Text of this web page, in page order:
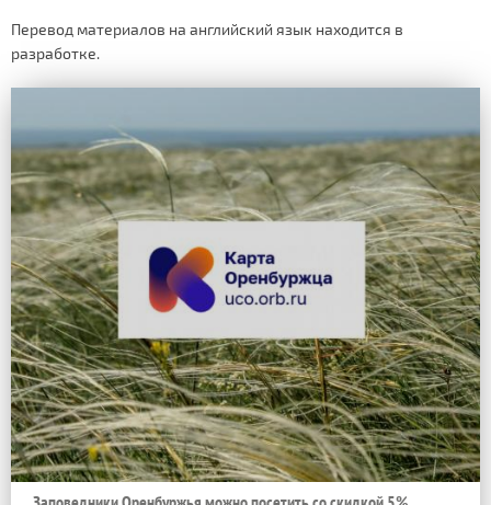
Перевод материалов на английский язык находится в
разработке.